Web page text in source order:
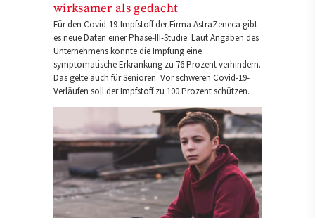
wirksamer als gedacht
Für den Covid-19-Impfstoff der Firma AstraZeneca gibt
es neue Daten einer Phase-III-Studie: Laut Angaben des
Unternehmens konnte die Impfung eine
symptomatische Erkrankung zu 76 Prozent verhindern.
Das gelte auch für Senioren. Vor schweren Covid-19-
Verläufen soll der Impfstoff zu 100 Prozent schützen.